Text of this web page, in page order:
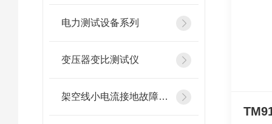
电力测试设备系列
变压器变比测试仪
架空线小电流接地故障定位仪